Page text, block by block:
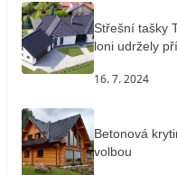
Střešní tašky
loni udržely
16. 7. 2024
Betonová
volbou